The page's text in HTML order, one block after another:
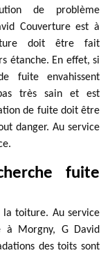
de problème
Couverture est à
doit être fait
étanche. En effet, si
fuite envahissent
très sain et est
de fuite doit être
danger. Au service
fuite
la toiture. Au service
Morgny, G David
des toits sont